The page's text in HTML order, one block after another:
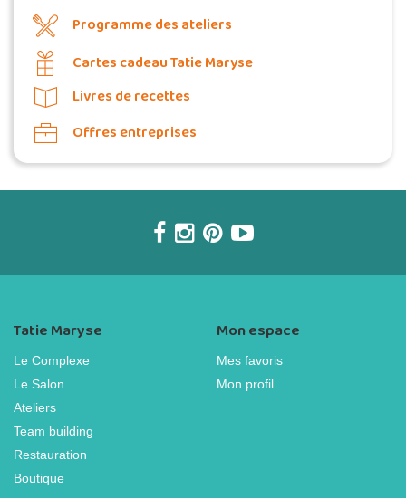
Programme des ateliers
Cartes cadeau Tatie Maryse
Livres de recettes
Offres entreprises
Tatie Maryse
Le Complexe
Le Salon
Ateliers
Team building
Restauration
Boutique
Mon espace
Mes favoris
Mon profil